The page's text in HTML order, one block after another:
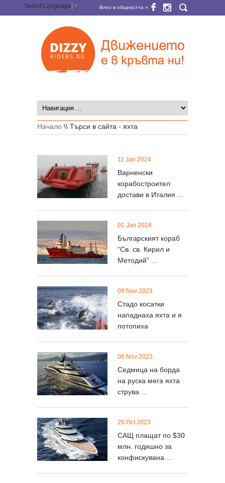
Select Language ▼ Влез в общността »
Начало \\ Търси в сайта - яхта
11 Jan 2024
Варненски
корабостроител
достави в Италия ...
01 Jan 2024
Българският кораб
“Св. св. Кирил и
Методий” ...
09 Nov 2023
Стадо косатки
нападнаха яхта и я
потопиха
06 Nov 2023
Седмица на борда
на руска мега яхта
струва ...
26 Oct 2023
САЩ плащат по $30
млн. годишно за
конфискувана ...